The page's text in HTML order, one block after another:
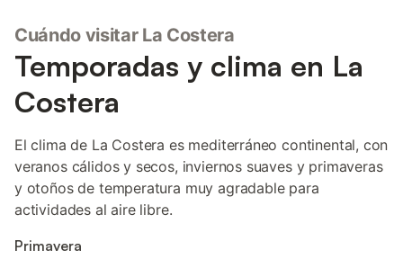
Cuándo visitar La Costera
Temporadas y clima en La
Costera
El clima de La Costera es mediterráneo continental, con
veranos cálidos y secos, inviernos suaves y primaveras
y otoños de temperatura muy agradable para
actividades al aire libre.
Primavera